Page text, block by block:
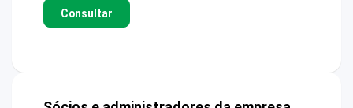
Consultar